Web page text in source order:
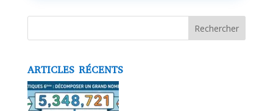
Rechercher
ARTICLES RÉCENTS